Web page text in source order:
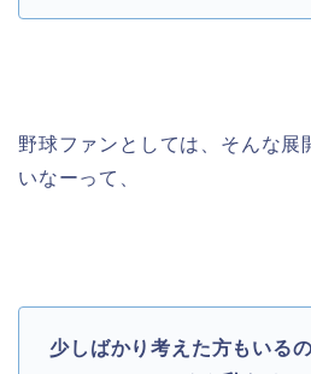
野球ファンとしては、そんな展
いなーって、
少しばかり考えた方もいる